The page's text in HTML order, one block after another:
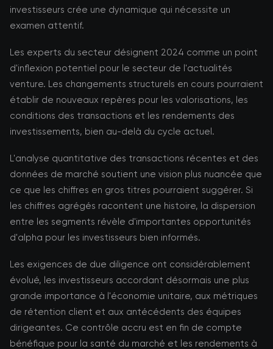
investisseurs crée une dynamique qui nécessite un
examen attentif.
Les experts du secteur désignent 2024 comme un point
d'inflexion potentiel pour le secteur de l'actualités
venture. Les changements structurels en cours pourraient
établir de nouveaux repères pour les valorisations, les
conditions des transactions et les rendements des
investissements, bien au-delà du cycle actuel.
L'analyse quantitative des transactions récentes et des
données de marché soutient une vision plus nuancée que
ce que les chiffres en gros titres pourraient suggérer. Si
les chiffres agrégés racontent une histoire, la dispersion
entre les segments révèle d'importantes opportunités
d'alpha pour les investisseurs bien informés.
Les exigences de due diligence ont considérablement
évolué, les investisseurs accordant désormais une plus
grande importance à l'économie unitaire, aux métriques
de rétention client et aux antécédents des équipes
dirigeantes. Ce contrôle accru est en fin de compte
bénéfique pour la santé du marché et les rendements à